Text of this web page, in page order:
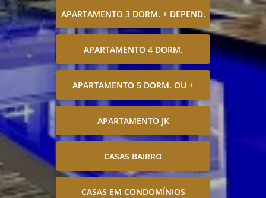
APARTAMENTO 3 DORM. + DEPEND.
APARTAMENTO 4 DORM.
APARTAMENTO 5 DORM. OU +
APARTAMENTO JK
CASAS BAIRRO
CASAS EM CONDOMÍNIOS